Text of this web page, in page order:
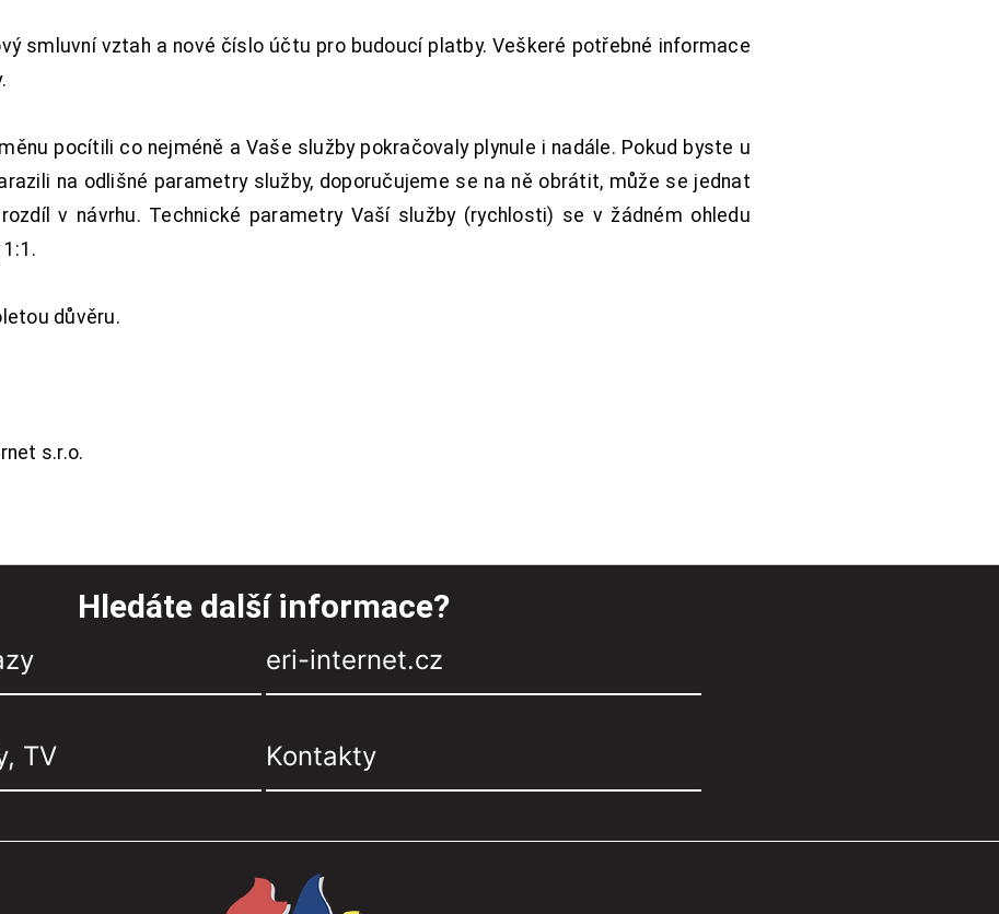
smluvní vztah a nové číslo účtu pro budoucí platby. Veškeré potřebné informace
pocítili co nejméně a Vaše služby pokračovaly plynule i nadále. Pokud byste u
na odlišné parametry služby, doporučujeme se na ně obrátit, může se jednat
v návrhu. Technické parametry Vaší služby (rychlosti) se v žádném ohledu
důvěru.
s.r.o.
Hledáte další informace?
eri-internet.cz
TV Kontakty